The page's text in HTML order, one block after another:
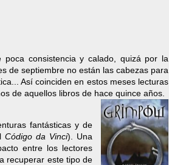
consistencia y calado, quizá por la
de septiembre no están las cabezas para
Así coinciden en estos meses lecturas
de aquellos libros de hace quince años.
fantásticas y de
Código da Vinci). Una
entre los lectores
recuperar este tipo de